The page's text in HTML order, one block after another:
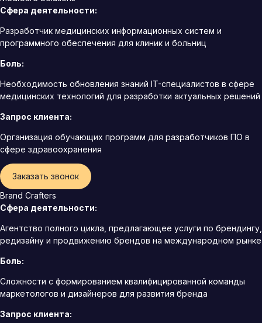
Сфера деятельности:
Разработчик медицинских информационных систем и
программного обеспечения для клиник и больниц
Боль:
Необходимость обновления знаний IT-специалистов в сфере
медицинских технологий для разработки актуальных решений
Запрос клиента:
Организация обучающих программ для разработчиков ПО в
сфере здравоохранения
Заказать звонок
Brand Crafters
Сфера деятельности:
Агентство полного цикла, предлагающее услуги по брендингу,
редизайну и продвижению брендов на международном рынке
Боль:
Сложности с формированием квалифицированной команды
маркетологов и дизайнеров для развития бренда
Запрос клиента: